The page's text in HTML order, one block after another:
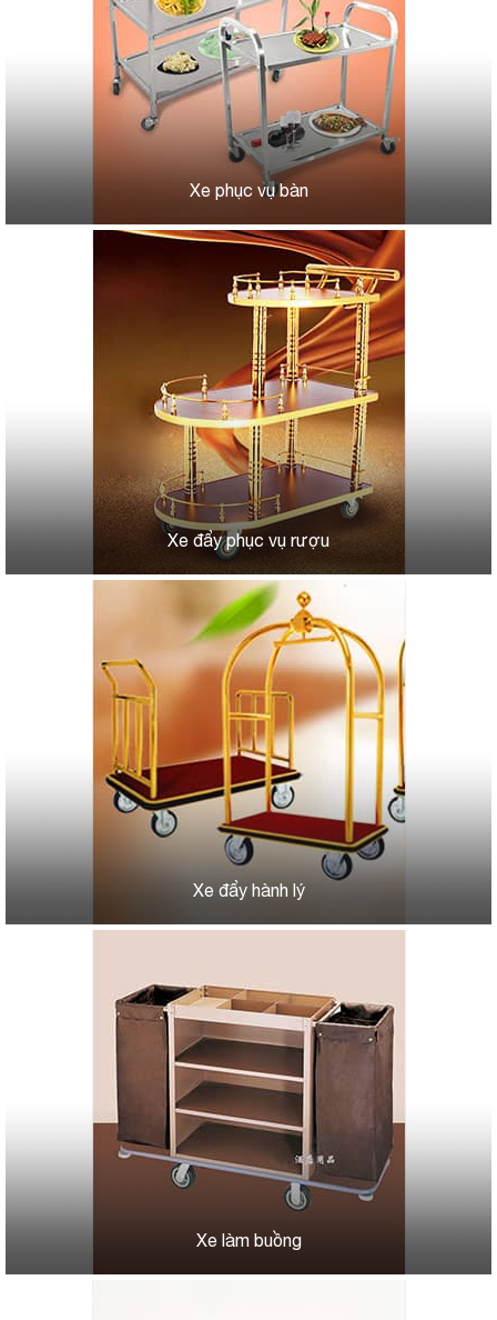
Xe phục vụ bàn
Xe đẩy phục vụ rượu
Xe đẩy hành lý
Xe làm buồng